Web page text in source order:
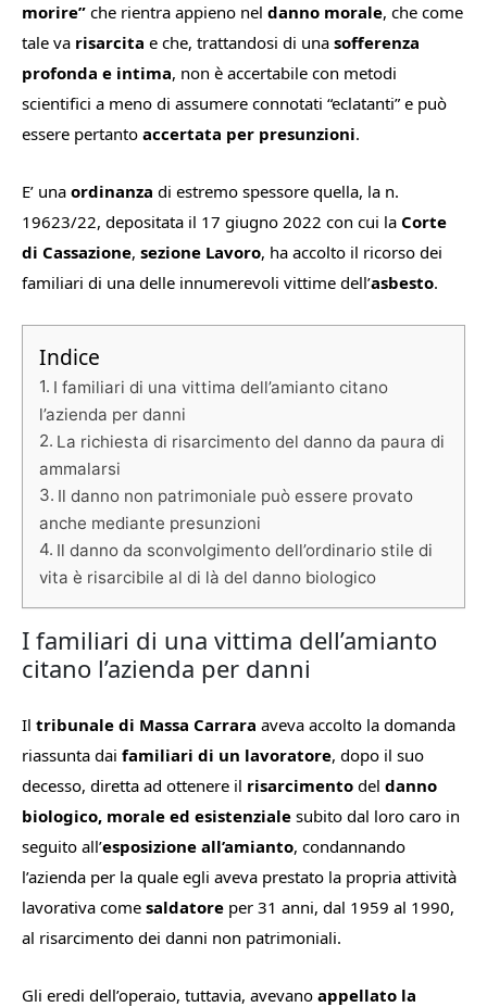
morire” che rientra appieno nel danno morale, che come
tale va risarcita e che, trattandosi di una sofferenza
profonda e intima, non è accertabile con metodi
scientifici a meno di assumere connotati “eclatanti” e può
essere pertanto accertata per presunzioni.
E’ una ordinanza di estremo spessore quella, la n.
19623/22, depositata il 17 giugno 2022 con cui la Corte
di Cassazione, sezione Lavoro, ha accolto il ricorso dei
familiari di una delle innumerevoli vittime dell’asbesto.
Indice
I familiari di una vittima dell’amianto citano
l’azienda per danni
La richiesta di risarcimento del danno da paura di
ammalarsi
Il danno non patrimoniale può essere provato
anche mediante presunzioni
Il danno da sconvolgimento dell’ordinario stile di
vita è risarcibile al di là del danno biologico
I familiari di una vittima dell’amianto
citano l’azienda per danni
Il tribunale di Massa Carrara aveva accolto la domanda
riassunta dai familiari di un lavoratore, dopo il suo
decesso, diretta ad ottenere il risarcimento del danno
biologico, morale ed esistenziale subito dal loro caro in
seguito all’esposizione all’amianto, condannando
l’azienda per la quale egli aveva prestato la propria attività
lavorativa come saldatore per 31 anni, dal 1959 al 1990,
al risarcimento dei danni non patrimoniali.
Gli eredi dell’operaio, tuttavia, avevano appellato la